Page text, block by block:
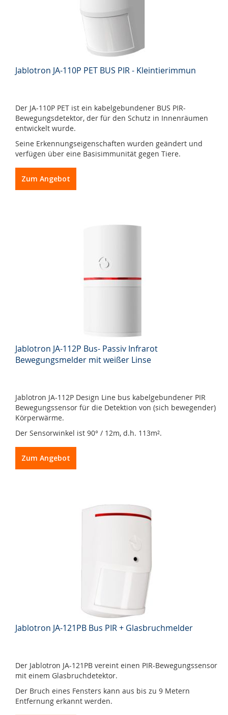
Jablotron JA-110P PET BUS PIR - Kleintierimmun
Der JA-110P PET ist ein kabelgebundener BUS PIR-
Bewegungsdetektor, der für den Schutz in Innenräumen
entwickelt wurde.
Seine Erkennungseigenschaften wurden geändert und
verfügen über eine Basisimmunität gegen Tiere.
Zum Angebot
Jablotron JA-112P Bus- Passiv Infrarot
Bewegungsmelder mit weißer Linse
Jablotron JA-112P Design Line bus kabelgebundener PIR
Bewegungssensor für die Detektion von (sich bewegender)
Körperwärme.
Der Sensorwinkel ist 90° / 12m, d.h. 113m².
Zum Angebot
Jablotron JA-121PB Bus PIR + Glasbruchmelder
Der Jablotron JA-121PB vereint einen PIR-Bewegungssensor
mit einem Glasbruchdetektor.
Der Bruch eines Fensters kann aus bis zu 9 Metern
Entfernung erkannt werden.